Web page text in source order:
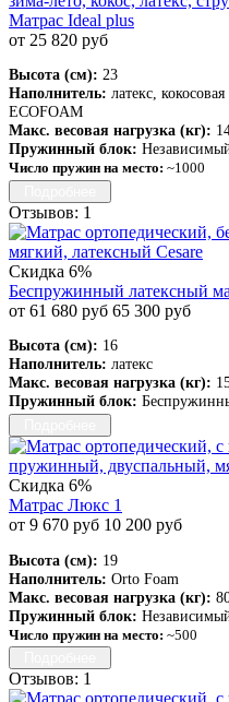
Матрас Ideal plus
от 25 820 руб
Высота (см): 23
Наполнитель: латекс,
ECOFOAM
Макс. весовая нагрузка (кг):
Пружинный блок:
Число пружин на место: ~1000
Отзывов: 1
Скидка 6%
Беспружинный латексный
от 61 680 руб 65 300 руб
Высота (см): 16
Наполнитель: латекс
Макс. весовая нагрузка (кг):
Пружинный блок:
Скидка 6%
Матрас Люкс 1
от 9 670 руб 10 200 руб
Высота (см): 19
Наполнитель: Orto Foam
Макс. весовая нагрузка (кг):
Пружинный блок:
Число пружин на место: ~500
Отзывов: 1